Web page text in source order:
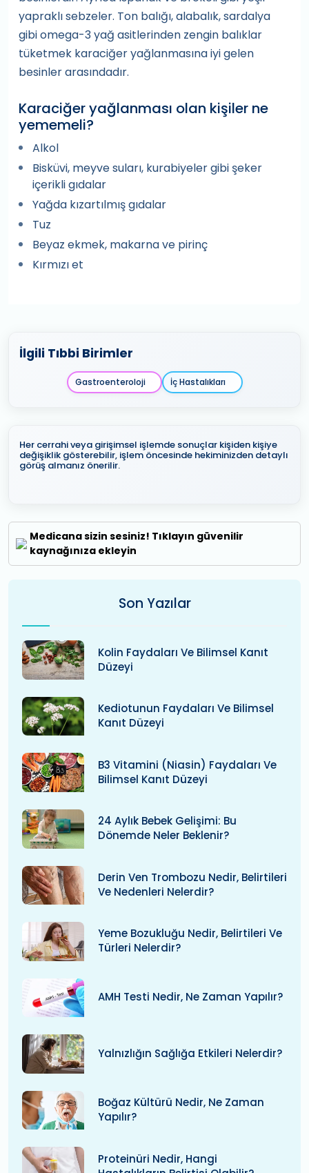
yapraklı sebzeler. Ton balığı, alabalık, sardalya
gibi omega-3 yağ asitlerinden zengin balıklar
tüketmek karaciğer yağlanmasına iyi gelen
besinler arasındadır.
Karaciğer yağlanması olan kişiler ne
yememeli?
Alkol
Bisküvi, meyve suları, kurabiyeler gibi şeker
içerikli gıdalar
Yağda kızartılmış gıdalar
Tuz
Beyaz ekmek, makarna ve pirinç
Kırmızı et
İlgili Tıbbi Birimler
Gastroenteroloji İç Hastalıkları
Her cerrahi veya girişimsel işlemde sonuçlar kişiden kişiye
değişiklik gösterebilir, işlem öncesinde hekiminizden detaylı
görüş almanız önerilir.
Medicana sizin sesiniz! Tıklayın güvenilir
kaynağınıza ekleyin
Son Yazılar
Kolin Faydaları Ve Bilimsel Kanıt
Düzeyi
Kediotunun Faydaları Ve Bilimsel
Kanıt Düzeyi
B3 Vitamini (niasin) Faydaları Ve
Bilimsel Kanıt Düzeyi
24 Aylık Bebek Gelişimi: Bu
Dönemde Neler Beklenir?
Derin Ven Trombozu Nedir, Belirtileri
Ve Nedenleri Nelerdir?
Yeme Bozukluğu Nedir, Belirtileri Ve
Türleri Nelerdir?
AMH Testi Nedir, Ne Zaman Yapılır?
Yalnızlığın Sağlığa Etkileri Nelerdir?
Boğaz Kültürü Nedir, Ne Zaman
Yapılır?
Proteinüri Nedir, Hangi